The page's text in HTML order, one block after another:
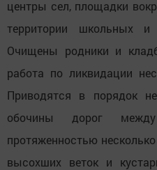
центры сел, площадки
территории школьных и
Очищены родники и
работа по ликвидации
Приводятся в порядок
обочины дорог
протяженностью
высохших веток и